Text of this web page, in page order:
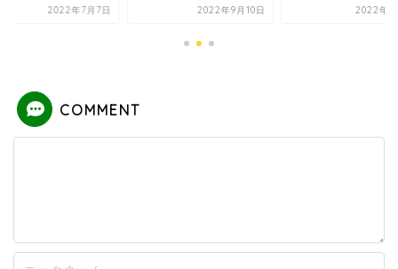
2022年7月7日 2022年9月10日 2022年8
COMMENT